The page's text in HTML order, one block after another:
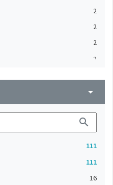
2
2
2
2
1
arrow_drop_down
search
111
111
16